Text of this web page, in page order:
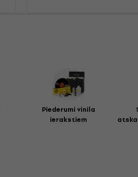
Piederumi vinila
ierakstiem